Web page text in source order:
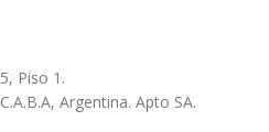
Piso 1.
Argentina. Apto SA.